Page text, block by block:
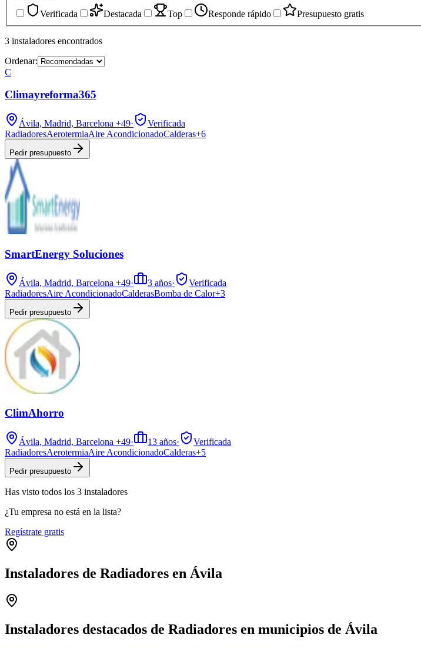
Verificada
Destacada Top Responde rápido Presupuesto gratis
3 instaladores encontrados
Ordenar:
C
Climayreforma365
Ávila, Madrid, Barcelona +49·
Verificada
RadiadoresAerotermiaAire AcondicionadoCalderas+6
Pedir presupuesto
SmartEnergy Soluciones
Ávila, Madrid, Barcelona +49· 3 años·
Verificada
RadiadoresAire AcondicionadoCalderasBomba de Calor+3
Pedir presupuesto
ClimAhorro
Ávila, Madrid, Barcelona +49· 13 años·
Verificada
RadiadoresAerotermiaAire AcondicionadoCalderas+5
Pedir presupuesto
Has visto todos los 3 instaladores
¿Tu empresa no está en la lista?
Regístrate gratis
Instaladores de Radiadores en Ávila
−
Instaladores destacados de Radiadores en municipios de Ávila